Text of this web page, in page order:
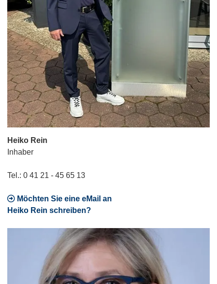
Heiko Rein
Inhaber
Tel.: 0 41 21 - 45 65 13
Möchten Sie eine eMail an
Heiko Rein schreiben?